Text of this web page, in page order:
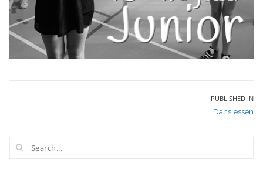
PUBLISHED IN
Danslessen